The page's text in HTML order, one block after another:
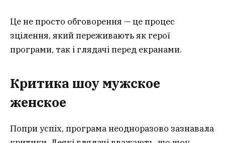
Це не просто обговорення — це процес
зцілення, який переживають як герої
програми, так і глядачі перед екранами.
Критика шоу мужское
женское
Попри успіх, програма неодноразово зазнавала